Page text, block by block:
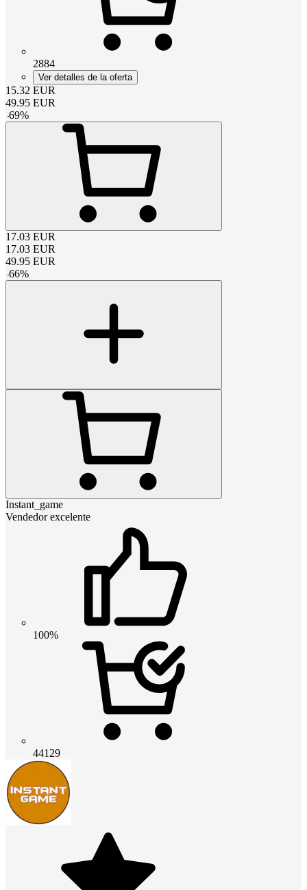
2884
Ver detalles de la oferta
15.32 EUR
49.95 EUR
-69%
17.03 EUR
17.03 EUR
49.95 EUR
-66%
Instant_game
Vendedor excelente
100%
44129